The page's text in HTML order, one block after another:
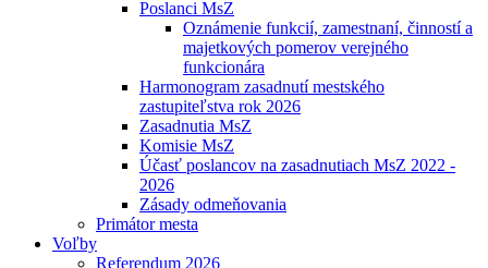
Poslanci MsZ
Oznámenie funkcií, zamestnaní, činností a
majetkových pomerov verejného
funkcionára
Harmonogram zasadnutí mestského
zastupiteľstva rok 2026
Zasadnutia MsZ
Komisie MsZ
Účasť poslancov na zasadnutiach MsZ 2022 -
2026
Zásady odmeňovania
Primátor mesta
Voľby
Referendum 2026